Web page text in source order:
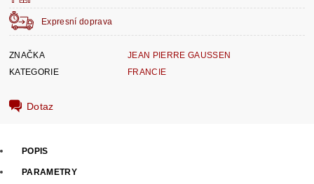
Expresní doprava
ZNAČKA
JEAN PIERRE GAUSSEN
KATEGORIE
FRANCIE
Dotaz
POPIS
PARAMETRY